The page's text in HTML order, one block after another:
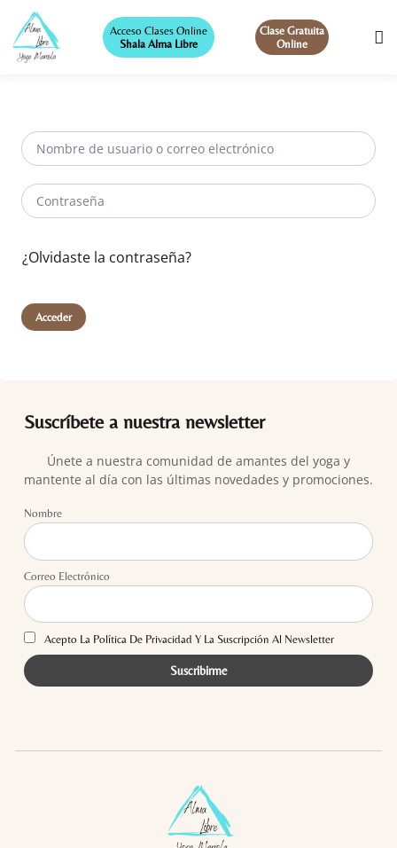
Acceso Clases Online
Shala Alma Libre
Clase Gratuita
Online
¿Olvidaste la contraseña?
Acceder
Suscríbete a nuestra newsletter
Únete a nuestra comunidad de amantes del yoga y
mantente al día con las últimas novedades y promociones.
Nombre
Correo Electrónico
Acepto La Política De Privacidad Y La Suscripción Al Newsletter